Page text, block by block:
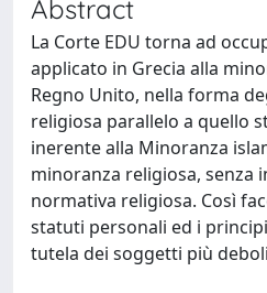
Abstract
La Corte EDU torna ad
applicato in Grecia alla
Regno Unito, nella forma
religiosa parallelo a quello
inerente alla Minoranza
minoranza religiosa, senza
normativa religiosa. Così
statuti personali ed i
tutela dei soggetti più